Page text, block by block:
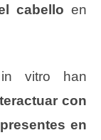
cabello en
in vitro han
con
en